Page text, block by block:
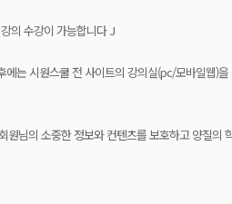
의 수강이 가능합니다 J
에는 시원스쿨 전 사이트의 강의실(pc/모바일웹)
원님의 소중한 정보와 컨텐츠를 보호하고 양질의